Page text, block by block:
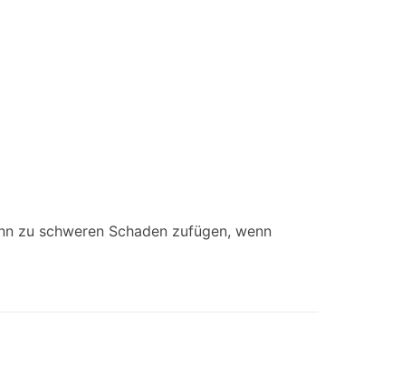
zu schweren Schaden zufügen, wenn